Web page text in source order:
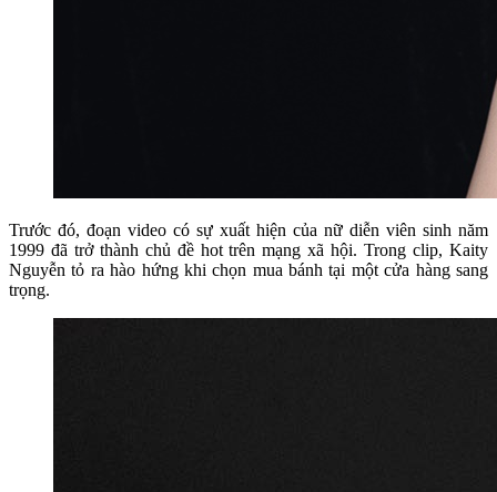
Trước đó, đoạn video có sự xuất hiện của nữ diễn viên sinh năm
1999 đã trở thành chủ đề hot trên mạng xã hội. Trong clip, Kaity
Nguyễn tỏ ra hào hứng khi chọn mua bánh tại một cửa hàng sang
trọng.